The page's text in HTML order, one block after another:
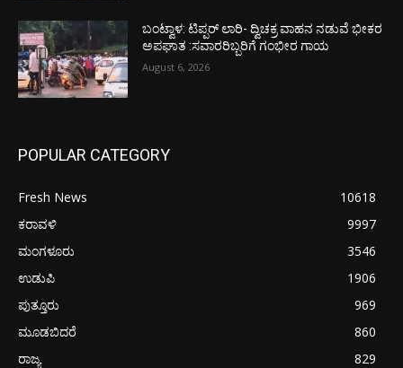
ಬಂಟ್ವಾಳ: ಟಿಪ್ಪರ್ ಲಾರಿ- ದ್ವಿಚಕ್ರ ವಾಹನ ನಡುವೆ ಭೀಕರ
ಅಪಘಾತ :ಸವಾರರಿಬ್ಬರಿಗೆ ಗಂಭೀರ ಗಾಯ
August 6, 2026
POPULAR CATEGORY
Fresh News
10618
ಕರಾವಳಿ
9997
ಮಂಗಳೂರು
3546
ಉಡುಪಿ
1906
ಪುತ್ತೂರು
969
ಮೂಡಬಿದರೆ
860
ರಾಜ್ಯ
829